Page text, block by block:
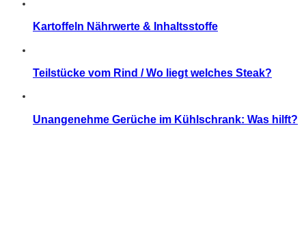
Kartoffeln Nährwerte & Inhaltsstoffe
Teilstücke vom Rind / Wo liegt welches Steak?
Unangenehme Gerüche im Kühlschrank: Was hilft?